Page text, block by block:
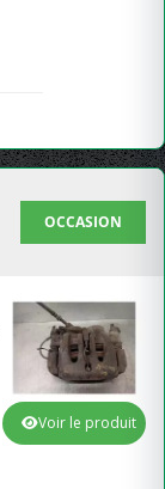
OCCASION
Voir le produit